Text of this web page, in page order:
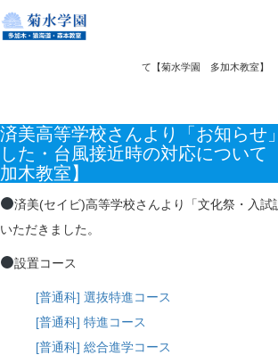
ホーム ニュース
済美高等学校さんより「お知らせ」をいただきました・
て【菊水学園 多加木教室】
済美高等学校さんより「お知らせ
した・台風接近時の対応につい
加木教室】
済美(セイビ)高等学校さんより「文化祭・入試
いただきました。
設置コース
[普通科] 選抜特進コース
[普通科] 特進コース
[普通科] 総合進学コース